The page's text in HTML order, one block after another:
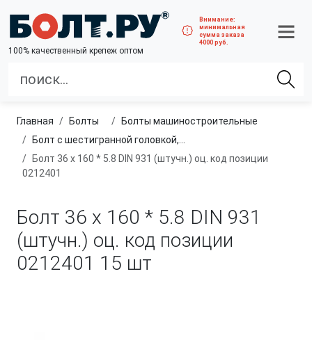
100% качественный крепеж оптом
Внимание:
минимальная
сумма заказа
4000 руб.
Главная болты
болты машиностроительные
Болт с шестигранной головкой, неполная резьба, класс прочности 5.8
Болт 36 х 160 * 5.8 DIN 931 (штучн.) оц. код позиции
0212401
Болт 36 х 160 * 5.8 DIN 931
(штучн.) оц. код позиции
0212401 15 шт